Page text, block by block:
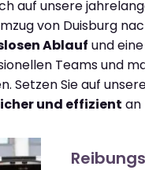
auf unsere
von Duisburg
Ablauf und
Teams und
Setzen Sie auf
und effizient an